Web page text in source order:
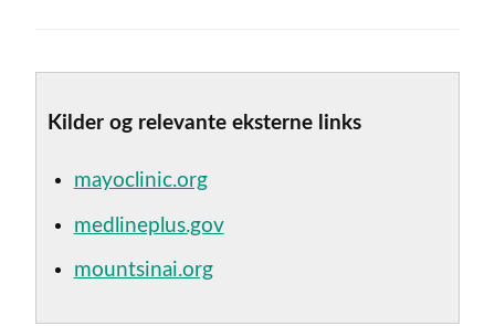
Kilder og relevante eksterne links
mayoclinic.org
medlineplus.gov
mountsinai.org